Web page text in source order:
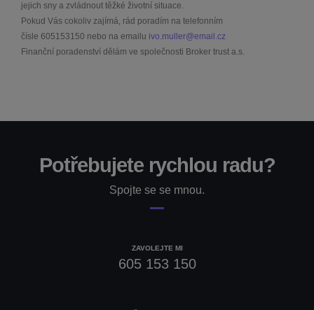
jejich sny a zvládnout těžké životní situace.
Pokud Vás cokoliv zajímá, rád poradím na telefonním
čísle 605153150 nebo na emailu ivo.muller@email.cz
Finanční poradenství dělám ve společnosti Broker trust a.s.
Potřebujete rychlou radu?
Spojte se se mnou.
ZAVOLEJTE MI
605 153 150